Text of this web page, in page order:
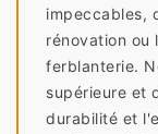
impeccables,
rénovation ou
ferblanterie.
supérieure et
durabilité et